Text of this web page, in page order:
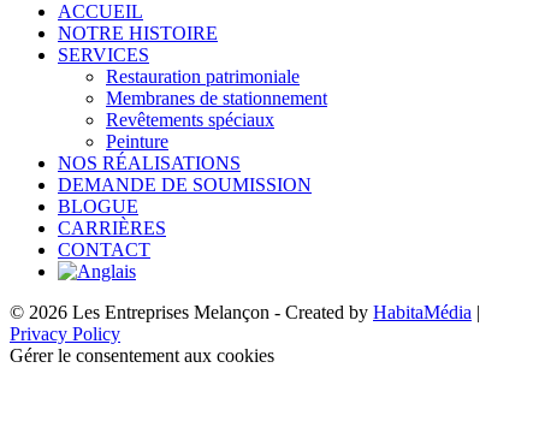
ACCUEIL
NOTRE HISTOIRE
SERVICES
Restauration patrimoniale
Membranes de stationnement
Revêtements spéciaux
Peinture
NOS RÉALISATIONS
DEMANDE DE SOUMISSION
BLOGUE
CARRIÈRES
CONTACT
© 2026 Les Entreprises Melançon - Created by HabitaMédia |
Privacy Policy
Gérer le consentement aux cookies